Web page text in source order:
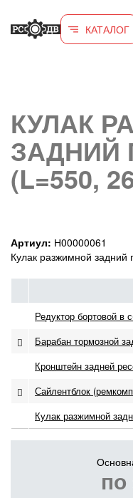
КАТАЛОГ
КУЛАК
ЗАДНИЙ
(L=550,
Артиул: Н00000061
Кулак разжимной
Редуктор бортовой в
Барабан тормозной
Кронштейн задней
Сайлентблок
Кулак разжимной
по